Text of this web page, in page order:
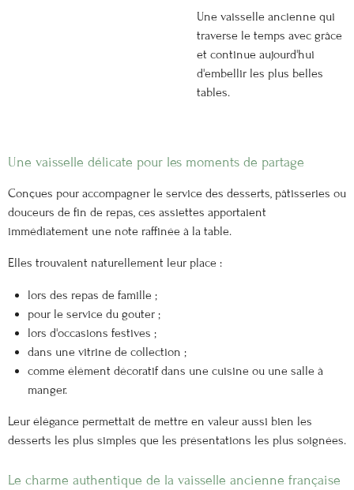
Une vaisselle ancienne qui
traverse le temps avec grâce
et continue aujourd'hui
d'embellir les plus belles
tables.
Une vaisselle délicate pour les moments de partage
Conçues pour accompagner le service des desserts, pâtisseries ou
douceurs de fin de repas, ces assiettes apportaient
immédiatement une note raffinée à la table.
Elles trouvaient naturellement leur place :
lors des repas de famille ;
pour le service du goûter ;
lors d'occasions festives ;
dans une vitrine de collection ;
comme élément décoratif dans une cuisine ou une salle à
manger.
Leur élégance permettait de mettre en valeur aussi bien les
desserts les plus simples que les présentations les plus soignées.
Le charme authentique de la vaisselle ancienne française